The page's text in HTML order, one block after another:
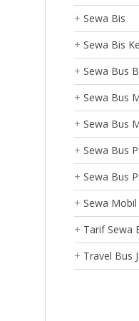
Sewa Bis
Sewa Bis
Sewa Bus
Sewa Bus
Sewa Bus
Sewa Bus
Sewa Bus
Sewa Mobil
Tarif Sewa
Travel Bus